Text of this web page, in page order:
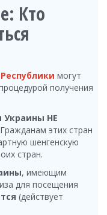
Кто
могут
получения
Украины НЕ
этих стран
шенгенскую
стран.
, имеющим
для посещения
(действует